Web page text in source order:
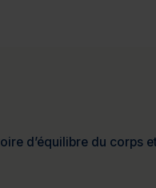
d’équilibre du corps